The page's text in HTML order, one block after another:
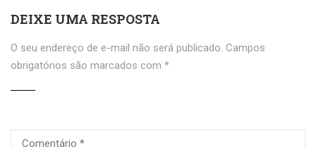
DEIXE UMA RESPOSTA
O seu endereço de e-mail não será publicado. Campos
obrigatórios são marcados com *